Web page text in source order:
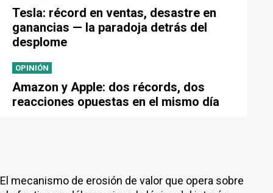
Tesla: récord en ventas, desastre en
ganancias — la paradoja detrás del
desplome
OPINIÓN
Amazon y Apple: dos récords, dos
reacciones opuestas en el mismo día
El mecanismo de erosión de valor que opera sobre